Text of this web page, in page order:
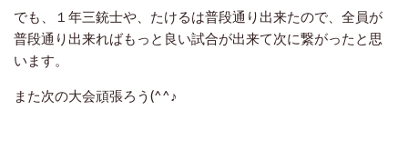
でも、１年三銃士や、たけるは普段通り出来たので、全員が
普段通り出来ればもっと良い試合が出来て次に繋がったと思
います。
また次の大会頑張ろう(^^♪